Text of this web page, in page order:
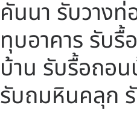
คันนา รับวาง
ทุบอาคาร รับรื้
บ้าน รับรื้อถอ
รับถมหินคลุก